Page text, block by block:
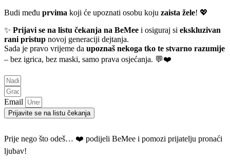
Budi među prvima koji će upoznati osobu koju zaista žele! 💖
✨ Prijavi se na listu čekanja na BeMee i osiguraj si ekskluzivan
rani pristup novoj generaciji dejtanja.
Sada je pravo vrijeme da upoznaš nekoga tko te stvarno razumije
– bez igrica, bez maski, samo prava osjećanja. 💬❤️
Email
Prijavite se na listu čekanja
Prije nego što odeš… ❤️ podijeli BeMee i pomozi prijatelju pronaći
ljubav!